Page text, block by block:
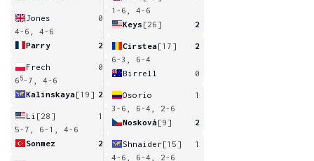
Jones
0
4-6, 4-6
Parry
2
Frech
0
6 5-7, 4-6
Kalinskaya[19] 2
Li [28]
1
5-7, 6-1, 4-6
Sonmez
2
1-6, 4-6
Keys [26] 2
Cirstea[17]
2
6-3, 6-4
Birrell
0
Osorio
1
3-6, 6-4, 2-6
Nosková[9] 2
Shnaider[15]
1
4-6, 6-4, 2-6